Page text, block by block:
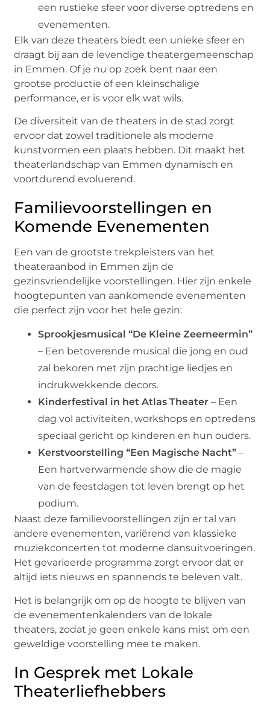
een rustieke sfeer voor diverse optredens en
evenementen.
Elk van deze theaters biedt een unieke sfeer en
draagt bij aan de levendige theatergemeenschap
in Emmen. Of je nu op zoek bent naar een
grootse productie of een kleinschalige
performance, er is voor elk wat wils.
De diversiteit van de theaters in de stad zorgt
ervoor dat zowel traditionele als moderne
kunstvormen een plaats hebben. Dit maakt het
theaterlandschap van Emmen dynamisch en
voortdurend evoluerend.
Familievoorstellingen en
Komende Evenementen
Een van de grootste trekpleisters van het
theateraanbod in Emmen zijn de
gezinsvriendelijke voorstellingen. Hier zijn enkele
hoogtepunten van aankomende evenementen
die perfect zijn voor het hele gezin:
Sprookjesmusical “De Kleine Zeemeermin”
– Een betoverende musical die jong en oud
zal bekoren met zijn prachtige liedjes en
indrukwekkende decors.
Kinderfestival in het Atlas Theater – Een
dag vol activiteiten, workshops en optredens
speciaal gericht op kinderen en hun ouders.
Kerstvoorstelling “Een Magische Nacht” –
Een hartverwarmende show die de magie
van de feestdagen tot leven brengt op het
podium.
Naast deze familievoorstellingen zijn er tal van
andere evenementen, variërend van klassieke
muziekconcerten tot moderne dansuitvoeringen.
Het gevarieerde programma zorgt ervoor dat er
altijd iets nieuws en spannends te beleven valt.
Het is belangrijk om op de hoogte te blijven van
de evenementenkalenders van de lokale
theaters, zodat je geen enkele kans mist om een
geweldige voorstelling mee te maken.
In Gesprek met Lokale
Theaterliefhebbers